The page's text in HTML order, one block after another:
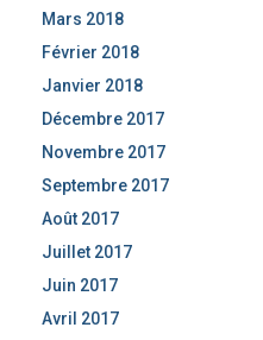
Mars 2018
Février 2018
Janvier 2018
Décembre 2017
Novembre 2017
Septembre 2017
Août 2017
Juillet 2017
Juin 2017
Avril 2017